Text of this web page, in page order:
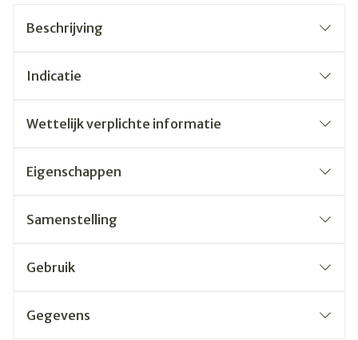
Beschrijving
Indicatie
Wettelijk verplichte informatie
Eigenschappen
Samenstelling
Gebruik
Gegevens